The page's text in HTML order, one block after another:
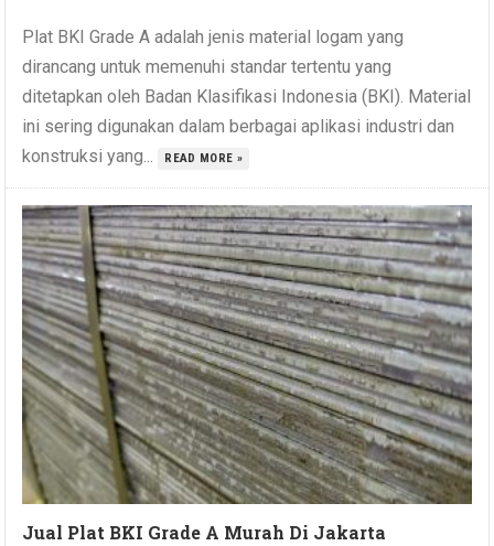
Plat BKI Grade A adalah jenis material logam yang
dirancang untuk memenuhi standar tertentu yang
ditetapkan oleh Badan Klasifikasi Indonesia (BKI). Material
ini sering digunakan dalam berbagai aplikasi industri dan
konstruksi yang...
READ MORE »
Jual Plat BKI Grade A Murah Di Jakarta